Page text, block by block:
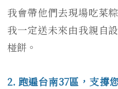
我會帶他們去現場吃菜
我一定送未來由我親自
椪餅。
2. 跑遍台南37區，支撐